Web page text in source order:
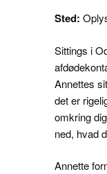
Sted:
Sittings i
Annettes
det er
omkring
ned, hvad
Annette